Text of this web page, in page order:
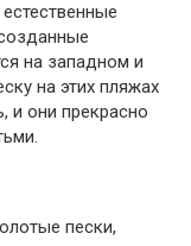
на западном и
на этих пляжах
и они прекрасно
пески,